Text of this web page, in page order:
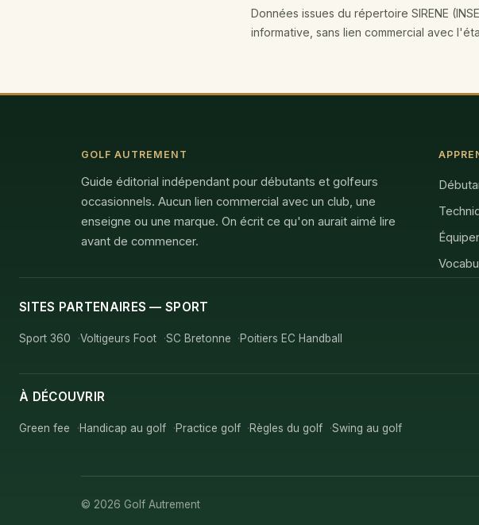
Données issues du répertoire SIRENE
informative, sans lien commercial avec
GOLF AUTREMENT
Guide éditorial indépendant pour débutants et golfeurs
occasionnels. Aucun lien commercial avec un club, une
enseigne ou une marque. On écrit ce qu'on aurait aimé lire
avant de commencer.
SITES PARTENAIRES — SPORT
Sport 360 Voltigeurs Foot SC Bretonne Poitiers EC Handball
À DÉCOUVRIR
Green fee Handicap au golf Practice golf Règles du golf Swing au golf
© 2026 Golf Autrement